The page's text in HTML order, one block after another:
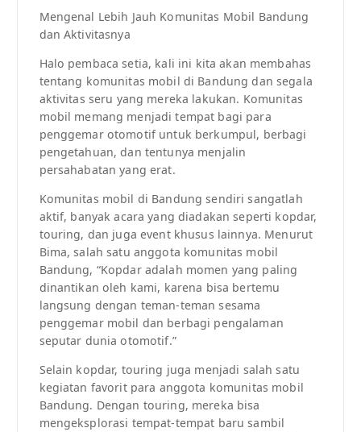
Mengenal Lebih Jauh Komunitas Mobil Bandung
dan Aktivitasnya
Halo pembaca setia, kali ini kita akan membahas
tentang komunitas mobil di Bandung dan segala
aktivitas seru yang mereka lakukan. Komunitas
mobil memang menjadi tempat bagi para
penggemar otomotif untuk berkumpul, berbagi
pengetahuan, dan tentunya menjalin
persahabatan yang erat.
Komunitas mobil di Bandung sendiri sangatlah
aktif, banyak acara yang diadakan seperti kopdar,
touring, dan juga event khusus lainnya. Menurut
Bima, salah satu anggota komunitas mobil
Bandung, “Kopdar adalah momen yang paling
dinantikan oleh kami, karena bisa bertemu
langsung dengan teman-teman sesama
penggemar mobil dan berbagi pengalaman
seputar dunia otomotif.”
Selain kopdar, touring juga menjadi salah satu
kegiatan favorit para anggota komunitas mobil
Bandung. Dengan touring, mereka bisa
mengeksplorasi tempat-tempat baru sambil